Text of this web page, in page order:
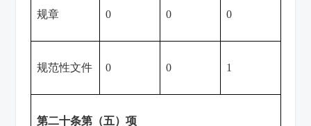
规章 0 0 0
规范性文件 0 0 1
第二十条第（五）项